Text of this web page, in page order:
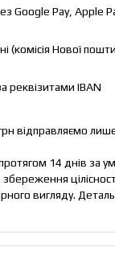
Google Pay, Apple
(комісія Нової
реквізитами IBAN
відправляємо
14 днів за
вигляду.